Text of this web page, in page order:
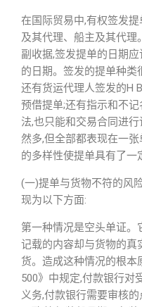
在国际贸易中,有权签发
及其代理、船主及其代理
副收据,签发提单的日期
的日期。签发的提单种类
还有货运代理人签发的H
预借提单;还有指示和不
法,也只能和交易合同进
然多,但全部都表现在一
的多样性使提单具有了一
(一)提单与货物不符的风
现为以下方面:
第一种情况是空头单证。
记载的内容却与货物的真
货。造成这种情况的根本
500》中规定,付款银行对
义务,付款银行需要审核